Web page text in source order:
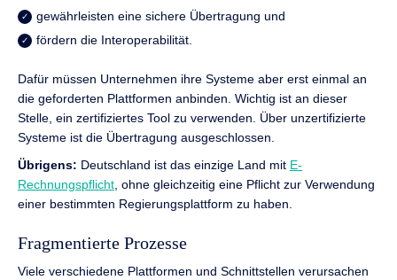
gewährleisten eine sichere Übertragung und
fördern die Interoperabilität.
Dafür müssen Unternehmen ihre Systeme aber erst einmal an
die geforderten Plattformen anbinden. Wichtig ist an dieser
Stelle, ein zertifiziertes Tool zu verwenden. Über unzertifizierte
Systeme ist die Übertragung ausgeschlossen.
Übrigens: Deutschland ist das einzige Land mit E-
Rechnungspflicht , ohne gleichzeitig eine Pflicht zur Verwendung
einer bestimmten Regierungsplattform zu haben.
Fragmentierte Prozesse
Viele verschiedene Plattformen und Schnittstellen verursachen